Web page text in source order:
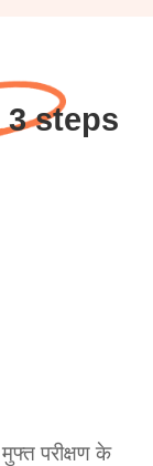
3 steps
परीक्षण के